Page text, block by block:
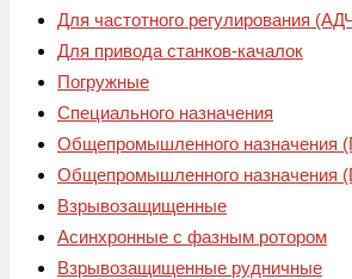
Для частотного регулирования
Для привода станков-качалок
Погружные
Специального назначения
Общепромышленного назначения
Общепромышленного назначения
Взрывозащищенные
Асинхронные с фазным ротором
Взрывозащищенные рудничные